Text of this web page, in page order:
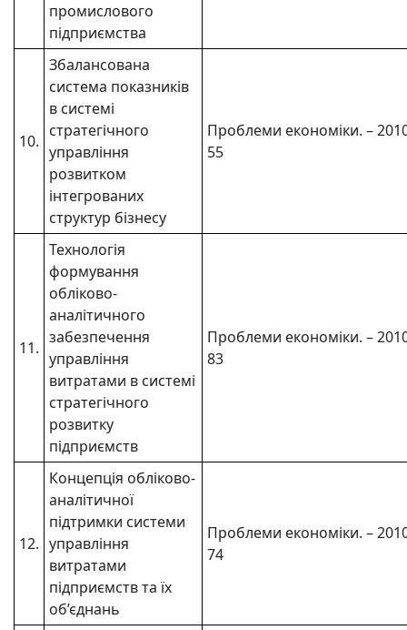
промислового
підприємства
10.
Збалансована
система показників
в системі
стратегічного
управління
розвитком
інтегрованих
структур бізнесу
Проблеми економіки. –
55
11.
Технологія
формування
обліково-
аналітичного
забезпечення
управління
витратами в системі
стратегічного
розвитку
підприємств
Проблеми економіки. –
83
12.
Концепція обліково-
аналітичної
підтримки системи
управління
витратами
підприємств та їх
об’єднань
Проблеми економіки. –
74